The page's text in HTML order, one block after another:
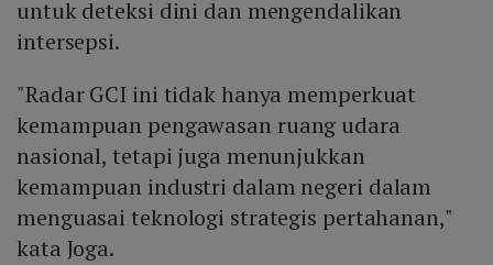
untuk deteksi dini dan mengendalikan
intersepsi.
"Radar GCI ini tidak hanya memperkuat
kemampuan pengawasan ruang udara
nasional, tetapi juga menunjukkan
kemampuan industri dalam negeri dalam
menguasai teknologi strategis pertahanan,"
kata Joga.